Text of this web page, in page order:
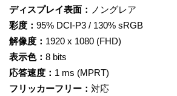
ディスプレイ表面： ノングレア
彩度： 95% DCI-P3 / 130% sRGB
解像度： 1920 x 1080 (FHD)
表示色： 8 bits
応答速度： 1 ms (MPRT)
フリッカーフリー： 対応